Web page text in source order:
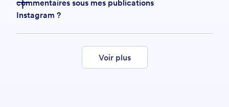
commentaires sous mes publications
Instagram ?
interagir directement avec les commentaires sur
Voir plus